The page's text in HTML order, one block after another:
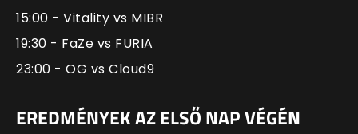
15:00 - Vitality vs MIBR
19:30 - FaZe vs FURIA
23:00 - OG vs Cloud9
EREDMÉNYEK AZ ELSŐ NAP VÉGÉN